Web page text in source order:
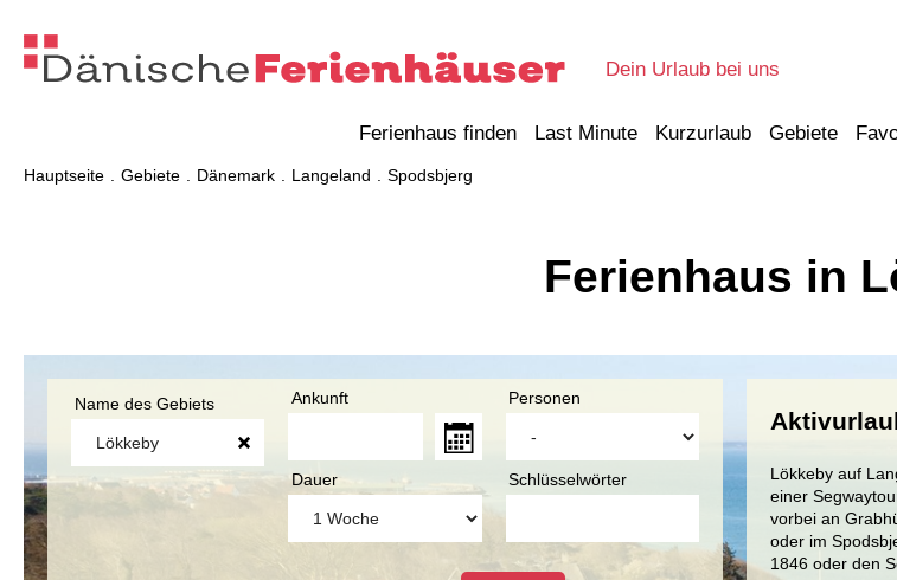
Dein Urlaub bei uns
Ferienhaus finden Last Minute Kurzurlaub Gebiete
Hauptseite Gebiete Dänemark Langeland Spodsbjerg
Ferienhaus in
Lökkeby auf
einer
vorbei an
oder im
1846 oder den
Name des Gebiets Ankunft
Dauer
Personen
Schlüsselwörter